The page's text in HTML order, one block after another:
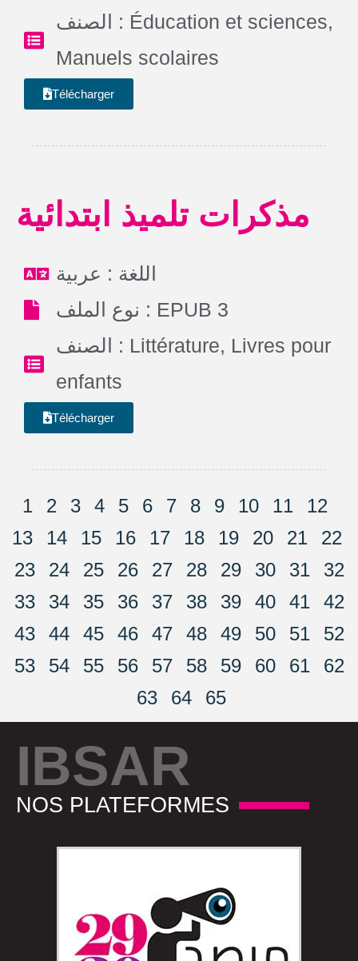
الصنف : Éducation et sciences,
Manuels scolaires
Télécharger
مذكرات تلميذ ابتدائية
اللغة : عربية
نوع الملف : EPUB 3
الصنف : Littérature, Livres pour
enfants
Télécharger
1 2 3 4 5 6 7 8 9 10 11
12
13
14 15 16 17 18 19 20 21
22
23
24 25 26 27 28 29 30 31
32
33
34 35 36 37 38 39 40 41
42
43
44 45 46 47 48 49 50 51
52
53
54 55 56 57 58 59 60 61
62
63
64 65
IBSAR
NOS PLATEFORMES